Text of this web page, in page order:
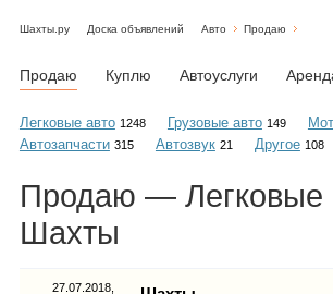
Объявления
Шахты.ру Доска объявлений Авто Продаю
Продаю Куплю Автоуслуги
Легковые авто 1248 Грузовые авто 149
Автозапчасти 315 Автозвук 21 Другое 108
Продаю — Легковые
Шахты
27.07.2018,